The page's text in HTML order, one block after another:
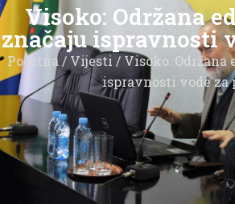
Visoko: Održana
značaju ispravnosti
Početna/ Vijesti / Visoko: Održana
ispravnosti vode za